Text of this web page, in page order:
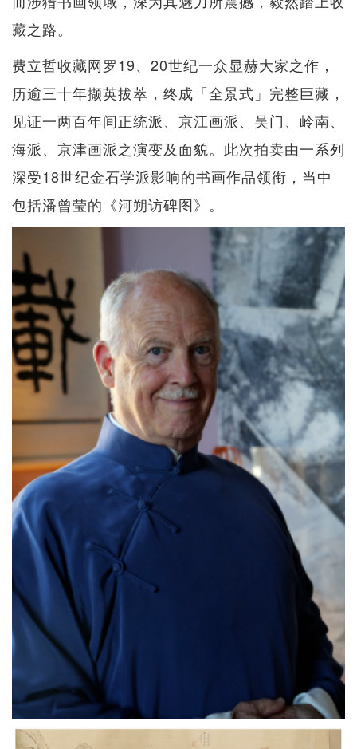
藏之路。
费立哲收藏网罗19、20世纪一众显赫大家之作，
历逾三十年撷英拔萃，终成「全景式」完整巨藏，
见证一两百年间正统派、京江画派、吴门、岭南、
海派、京津画派之演变及面貌。此次拍卖由一系列
深受18世纪金石学派影响的书画作品领衔，当中
包括潘曾莹的《河朔访碑图》。